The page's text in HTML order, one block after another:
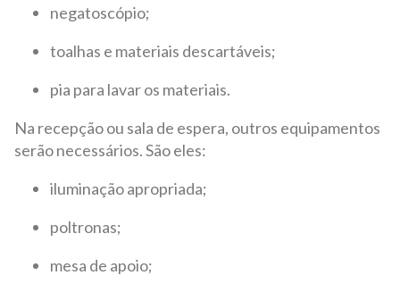
negatoscópio;
toalhas e materiais descartáveis;
pia para lavar os materiais.
Na recepção ou sala de espera, outros equipamentos
serão necessários. São eles:
iluminação apropriada;
poltronas;
mesa de apoio;